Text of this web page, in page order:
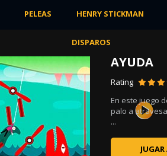
PELEAS HENRY STICKMAN
DISPAROS
AYUDA
Rating
En este juego
palo a
...